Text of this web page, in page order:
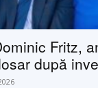
Fritz,
după